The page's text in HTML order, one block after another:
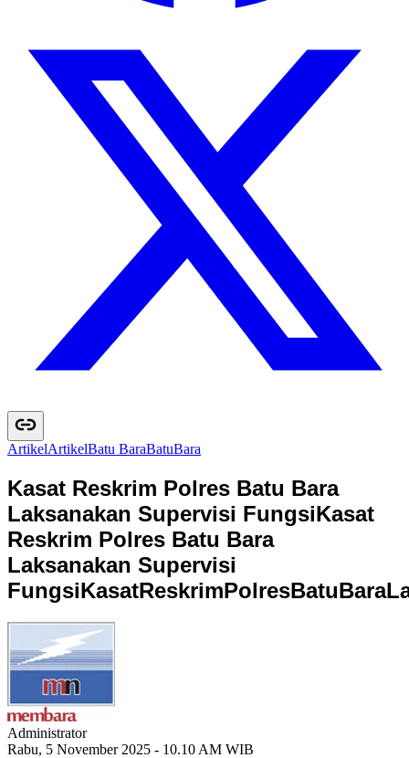
ArtikelArtikelBatu BaraBatuBara
Kasat Reskrim Polres Batu Bara
Laksanakan Supervisi FungsiKasat
Reskrim Polres Batu Bara
Laksanakan Supervisi
FungsiKasatReskrimPolresBatuBaraL
Administrator
Rabu, 5 November 2025 - 10.10 AM WIB